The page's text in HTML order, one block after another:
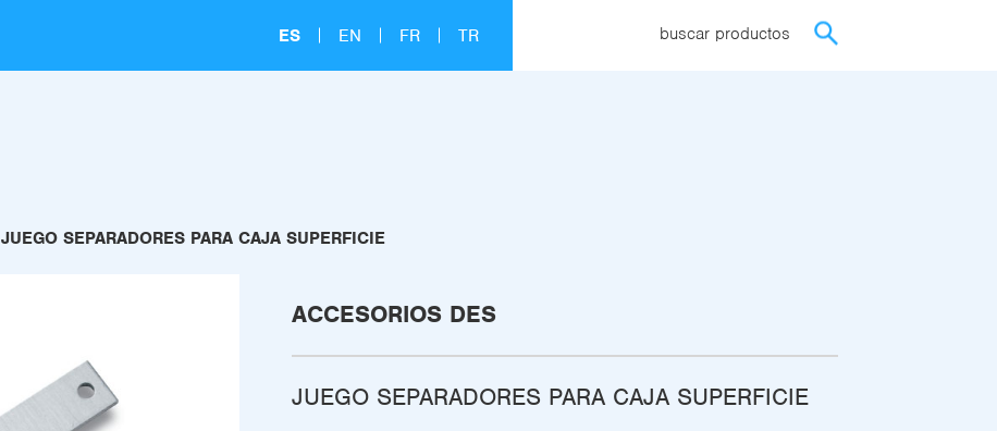
ES EN FR TR buscar productos
JUEGO SEPARADORES PARA CAJA SUPERFICIE
ACCESORIOS DES
JUEGO SEPARADORES PARA CAJA SUPERFICIE